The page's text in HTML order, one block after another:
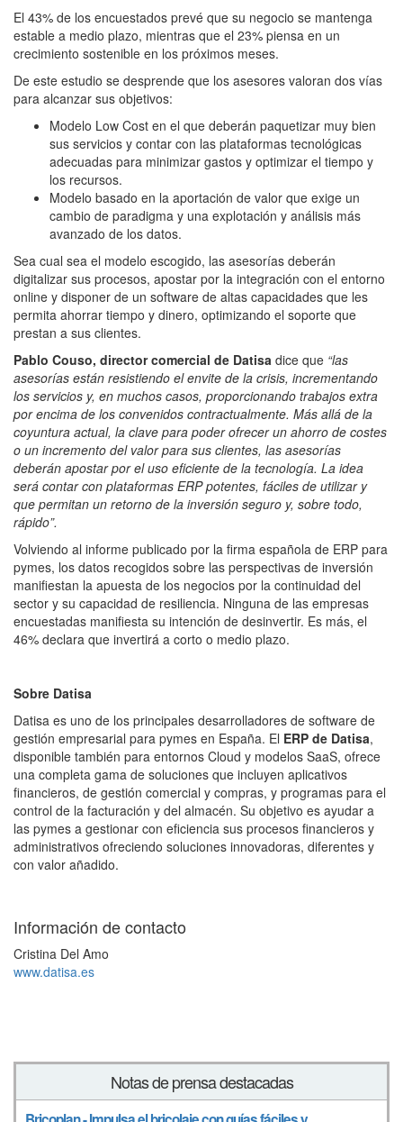
El 43% de los encuestados prevé que su negocio se mantenga
estable a medio plazo, mientras que el 23% piensa en un
crecimiento sostenible en los próximos meses.
De este estudio se desprende que los asesores valoran dos vías
para alcanzar sus objetivos:
Modelo Low Cost en el que deberán paquetizar muy bien
sus servicios y contar con las plataformas tecnológicas
adecuadas para minimizar gastos y optimizar el tiempo y
los recursos.
Modelo basado en la aportación de valor que exige un
cambio de paradigma y una explotación y análisis más
avanzado de los datos.
Sea cual sea el modelo escogido, las asesorías deberán
digitalizar sus procesos, apostar por la integración con el entorno
online y disponer de un software de altas capacidades que les
permita ahorrar tiempo y dinero, optimizando el soporte que
prestan a sus clientes.
Pablo Couso, director comercial de Datisa dice que “las
asesorías están resistiendo el envite de la crisis, incrementando
los servicios y, en muchos casos, proporcionando trabajos extra
por encima de los convenidos contractualmente. Más allá de la
coyuntura actual, la clave para poder ofrecer un ahorro de costes
o un incremento del valor para sus clientes, las asesorías
deberán apostar por el uso eficiente de la tecnología. La idea
será contar con plataformas ERP potentes, fáciles de utilizar y
que permitan un retorno de la inversión seguro y, sobre todo,
rápido”.
Volviendo al informe publicado por la firma española de ERP para
pymes, los datos recogidos sobre las perspectivas de inversión
manifiestan la apuesta de los negocios por la continuidad del
sector y su capacidad de resiliencia. Ninguna de las empresas
encuestadas manifiesta su intención de desinvertir. Es más, el
46% declara que invertirá a corto o medio plazo.
Sobre Datisa
Datisa es uno de los principales desarrolladores de software de
gestión empresarial para pymes en España. El ERP de Datisa,
disponible también para entornos Cloud y modelos SaaS, ofrece
una completa gama de soluciones que incluyen aplicativos
financieros, de gestión comercial y compras, y programas para el
control de la facturación y del almacén. Su objetivo es ayudar a
las pymes a gestionar con eficiencia sus procesos financieros y
administrativos ofreciendo soluciones innovadoras, diferentes y
con valor añadido.
Información de contacto
Cristina Del Amo
www.datisa.es
Notas de prensa destacadas